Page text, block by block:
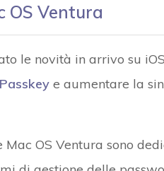
OS Ventura
le novità in arrivo su
e aumentare la
OS Ventura sono